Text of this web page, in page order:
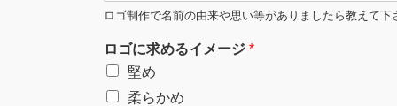
ロゴ制作で名前の由来や思い等がありましたら教えて下
ロゴに求めるイメージ *
堅め
柔らかめ